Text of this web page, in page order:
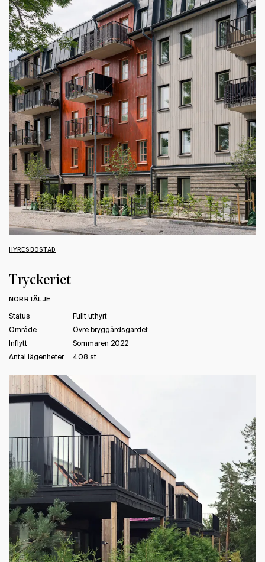
HYRESBOSTAD
Tryckeriet
NORRTÄLJE
Status
Fullt uthyrt
Område
Övre bryggårdsgärdet
Inflytt
Sommaren 2022
Antal lägenheter
408 st